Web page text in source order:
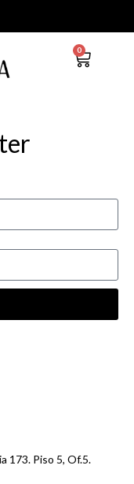
0
173. Piso 5, Of.5.